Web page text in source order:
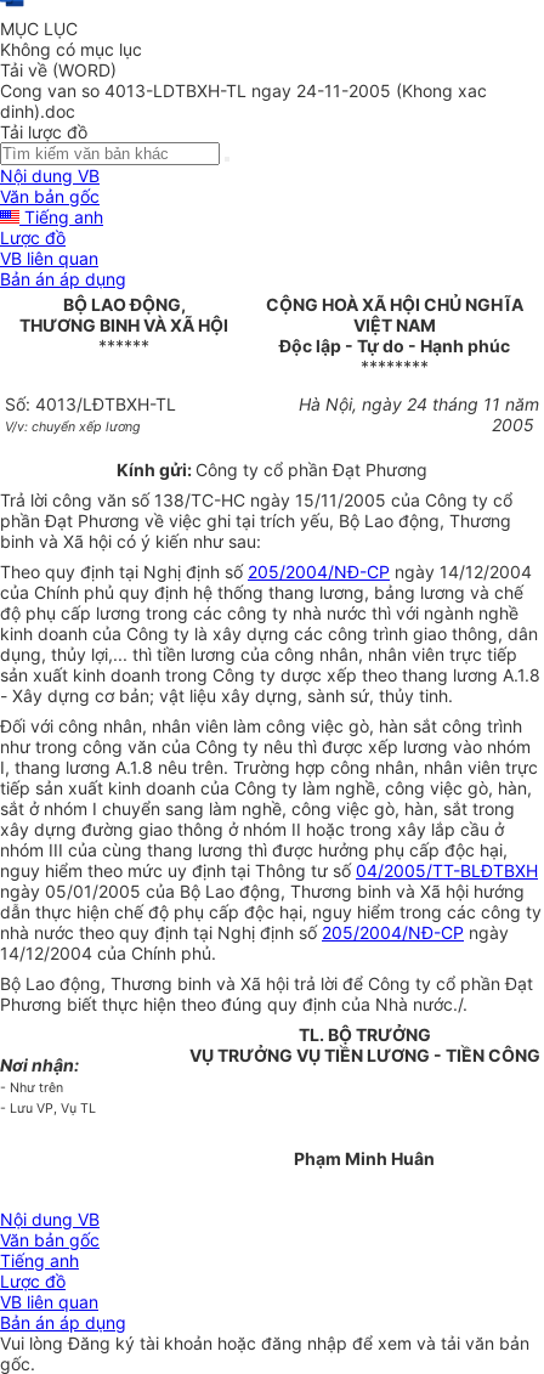
MỤC LỤC
Không có mục lục
Tải về (WORD)
Cong van so 4013-LDTBXH-TL ngay 24-11-2005 (Khong xac
dinh).doc
Tải lược đồ
Nội dung VB
Văn bản gốc
Tiếng anh
Lược đồ
VB liên quan
Bản án áp dụng
BỘ LAO ĐỘNG,
THƯƠNG BINH VÀ XÃ HỘI
******
CỘNG HOÀ XÃ HỘI CHỦ NGHĨA
VIỆT NAM
Độc lập - Tự do - Hạnh phúc
********
Số: 4013/LĐTBXH-TL
V/v: chuyển xếp lương
Hà Nội, ngày 24 tháng 11 năm
2005
Kính gửi: Công ty cổ phần Đạt Phương
Trả lời công văn số 138/TC-HC ngày 15/11/2005 của Công ty cổ
phần Đạt Phương về việc ghi tại trích yếu, Bộ Lao động, Thương
binh và Xã hội có ý kiến như sau:
Theo quy định tại Nghị định số 205/2004/NĐ-CP ngày 14/12/2004
của Chính phủ quy định hệ thống thang lương, bảng lương và chế
độ phụ cấp lương trong các công ty nhà nước thì với ngành nghề
kinh doanh của Công ty là xây dựng các công trình giao thông, dân
dụng, thủy lợi,... thì tiền lương của công nhân, nhân viên trực tiếp
sản xuất kinh doanh trong Công ty dược xếp theo thang lương A.1.8
- Xây dựng cơ bản; vật liệu xây dựng, sành sứ, thủy tinh.
Đối với công nhân, nhân viên làm công việc gò, hàn sắt công trình
như trong công văn của Công ty nêu thì được xếp lương vào nhóm
I, thang lương A.1.8 nêu trên. Trường hợp công nhân, nhân viên trực
tiếp sản xuất kinh doanh của Công ty làm nghề, công việc gò, hàn,
sắt ở nhóm I chuyển sang làm nghề, công việc gò, hàn, sắt trong
xây dựng đường giao thông ở nhóm II hoặc trong xây lắp cầu ở
nhóm III của cùng thang lương thì được hưởng phụ cấp độc hại,
nguy hiểm theo mức uy định tại Thông tư số04/2005/TT-BLĐTBXH
ngày 05/01/2005 của Bộ Lao động, Thương binh và Xã hội hướng
dẫn thực hiện chế độ phụ cấp độc hại, nguy hiểm trong các công ty
nhà nước theo quy định tại Nghị định số 205/2004/NĐ-CP ngày
14/12/2004 của Chính phủ.
Bộ Lao động, Thương binh và Xã hội trả lời để Công ty cổ phần Đạt
Phương biết thực hiện theo đúng quy định của Nhà nước./.
Nơi nhận:
- Như trên
- Lưu VP, Vụ TL
TL. BỘ TRƯỞNG
VỤ TRƯỞNG VỤ TIỀN LƯƠNG - TIỀN CÔNG
Phạm Minh Huân
Nội dung VB
Văn bản gốc
Tiếng anh
Lược đồ
VB liên quan
Bản án áp dụng
Vui lòngĐăng ký tài khoản hoặc đăng nhập để xem và tải văn bản
gốc.